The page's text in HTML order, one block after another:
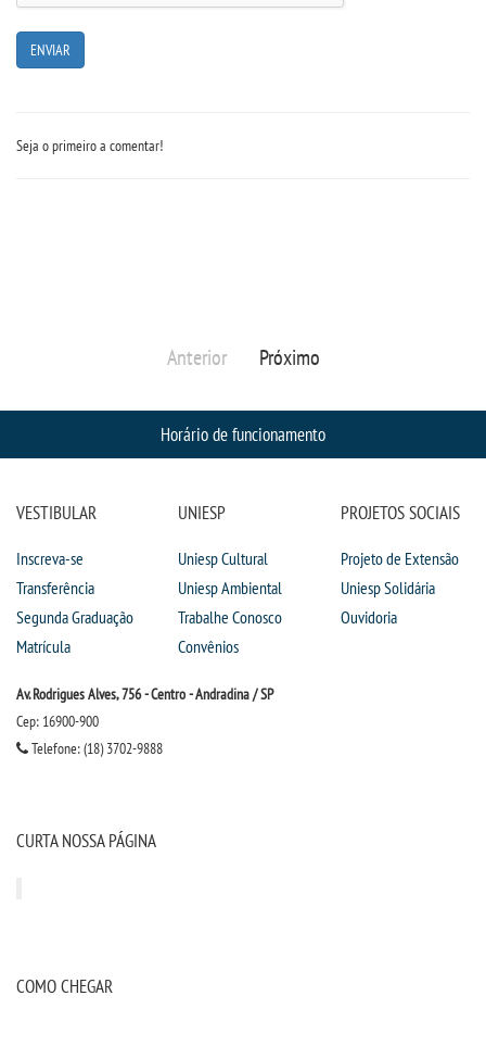
Seja o primeiro a comentar!
Anterior Próximo
Horário de funcionamento
VESTIBULAR
Inscreva-se
Transferência
Segunda Graduação
Matrícula
UNIESP
Uniesp Cultural
Uniesp Ambiental
Trabalhe Conosco
Convênios
PROJETOS SOCIAIS
Projeto de Extensão
Uniesp Solidária
Ouvidoria
Av. Rodrigues Alves, 756 - Centro - Andradina / SP
Cep: 16900-900
Telefone: (18) 3702-9888
CURTA NOSSA PÁGINA
COMO CHEGAR